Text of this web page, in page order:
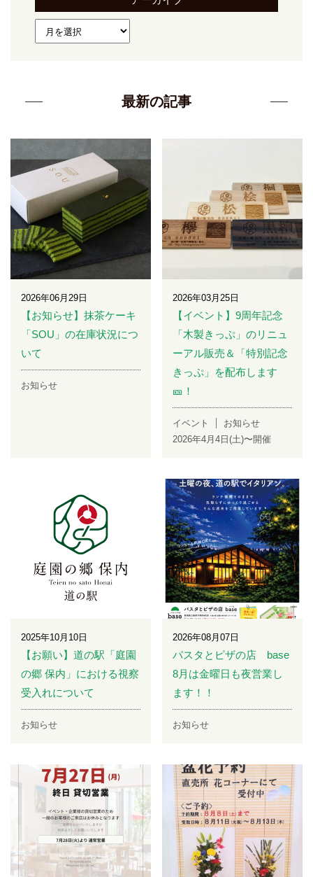
最新の記事
2026年06月29日
【お知らせ】抹茶ケーキ
「SOU」の在庫状況につ
いて
お知らせ
2026年03月25日
【イベント】9周年記念
「木製きっぷ」のリニュ
ーアル販売＆「特別記念
きっぷ」を配布します
🎫！
イベント
お知らせ
2026年4月4日(土)〜開催
2025年10月10日
【お願い】道の駅「庭園
の郷 保内」における視察
受入れについて
お知らせ
2026年08月07日
パスタとピザの店 base
8月は金曜日も夜営業し
ます！！
お知らせ